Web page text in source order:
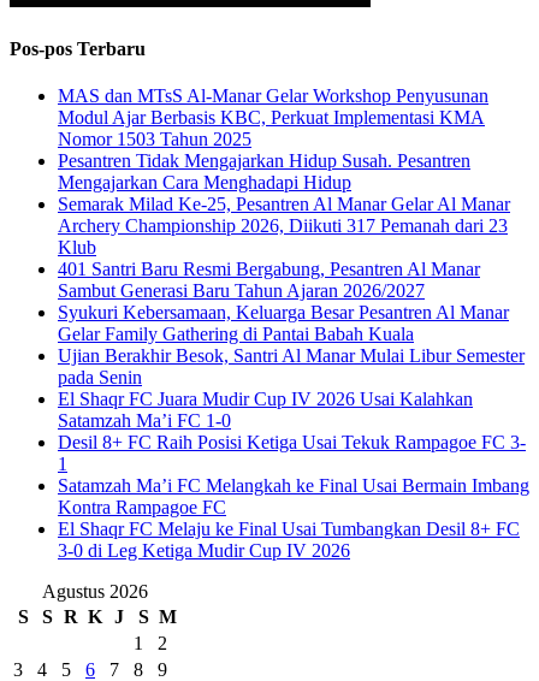
Pos-pos Terbaru
MAS dan MTsS Al-Manar Gelar Workshop Penyusunan
Modul Ajar Berbasis KBC, Perkuat Implementasi KMA
Nomor 1503 Tahun 2025
Pesantren Tidak Mengajarkan Hidup Susah. Pesantren
Mengajarkan Cara Menghadapi Hidup
Semarak Milad Ke-25, Pesantren Al Manar Gelar Al Manar
Archery Championship 2026, Diikuti 317 Pemanah dari 23
Klub
401 Santri Baru Resmi Bergabung, Pesantren Al Manar
Sambut Generasi Baru Tahun Ajaran 2026/2027
Syukuri Kebersamaan, Keluarga Besar Pesantren Al Manar
Gelar Family Gathering di Pantai Babah Kuala
Ujian Berakhir Besok, Santri Al Manar Mulai Libur Semester
pada Senin
El Shaqr FC Juara Mudir Cup IV 2026 Usai Kalahkan
Satamzah Ma’i FC 1-0
Desil 8+ FC Raih Posisi Ketiga Usai Tekuk Rampagoe FC 3-
1
Satamzah Ma’i FC Melangkah ke Final Usai Bermain Imbang
Kontra Rampagoe FC
El Shaqr FC Melaju ke Final Usai Tumbangkan Desil 8+ FC
3-0 di Leg Ketiga Mudir Cup IV 2026
Agustus 2026
S
S R K J S M
1
2
3
4 5 6 7 8
9